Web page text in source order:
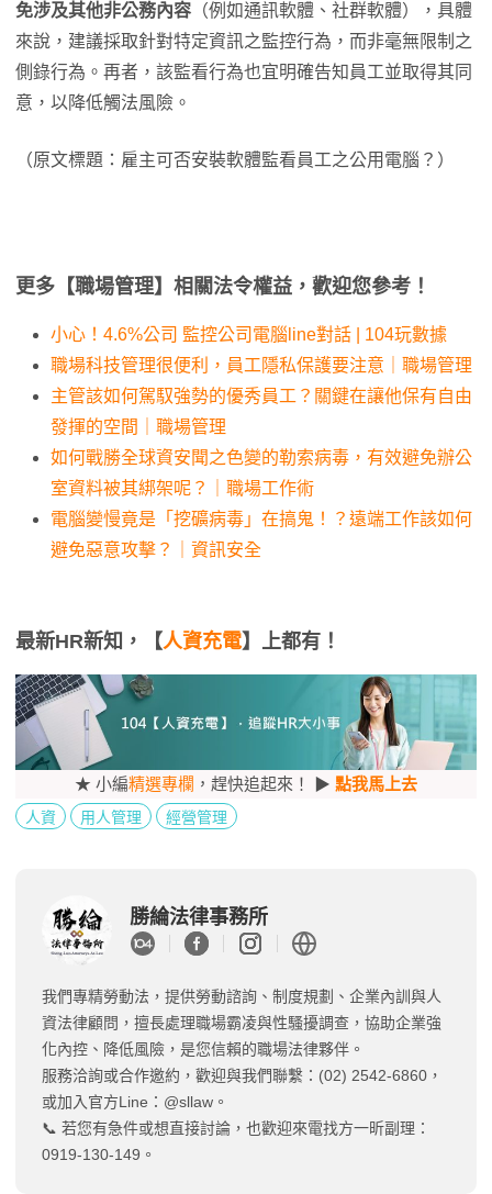
免涉及其他非公務內容 （例如通訊軟體、社群軟體），具體
來說，建議採取針對特定資訊之監控行為，而非毫無限制之
側錄行為。再者，該監看行為也宜明確告知員工並取得其同
意，以降低觸法風險。
（原文標題：雇主可否安裝軟體監看員工之公用電腦？）
更多【職場管理】相關法令權益，歡迎您參考！
小心！4.6%公司 監控公司電腦line對話 | 104玩數據
職場科技管理很便利，員工隱私保護要注意｜職場管理
主管該如何駕馭強勢的優秀員工？關鍵在讓他保有自由
發揮的空間｜職場管理
如何戰勝全球資安聞之色變的勒索病毒，有效避免辦公
室資料被其綁架呢？｜職場工作術
電腦變慢竟是「挖礦病毒」在搞鬼！？遠端工作該如何
避免惡意攻擊？｜資訊安全
最新HR新知，【人資充電】上都有！
★ 小編精選專欄 ，趕快追起來！ ▶ 點我馬上去
人資 用人管理 經營管理
勝綸法律事務所
我們專精勞動法，提供勞動諮詢、制度規劃、企業內訓與人
資法律顧問，擅長處理職場霸凌與性騷擾調查，協助企業強
化內控、降低風險，是您信賴的職場法律夥伴。
服務洽詢或合作邀約，歡迎與我們聯繫：(02) 2542-6860，
或加入官方Line：@sllaw。
📞 若您有急件或想直接討論，也歡迎來電找方一昕副理：
0919-130-149。